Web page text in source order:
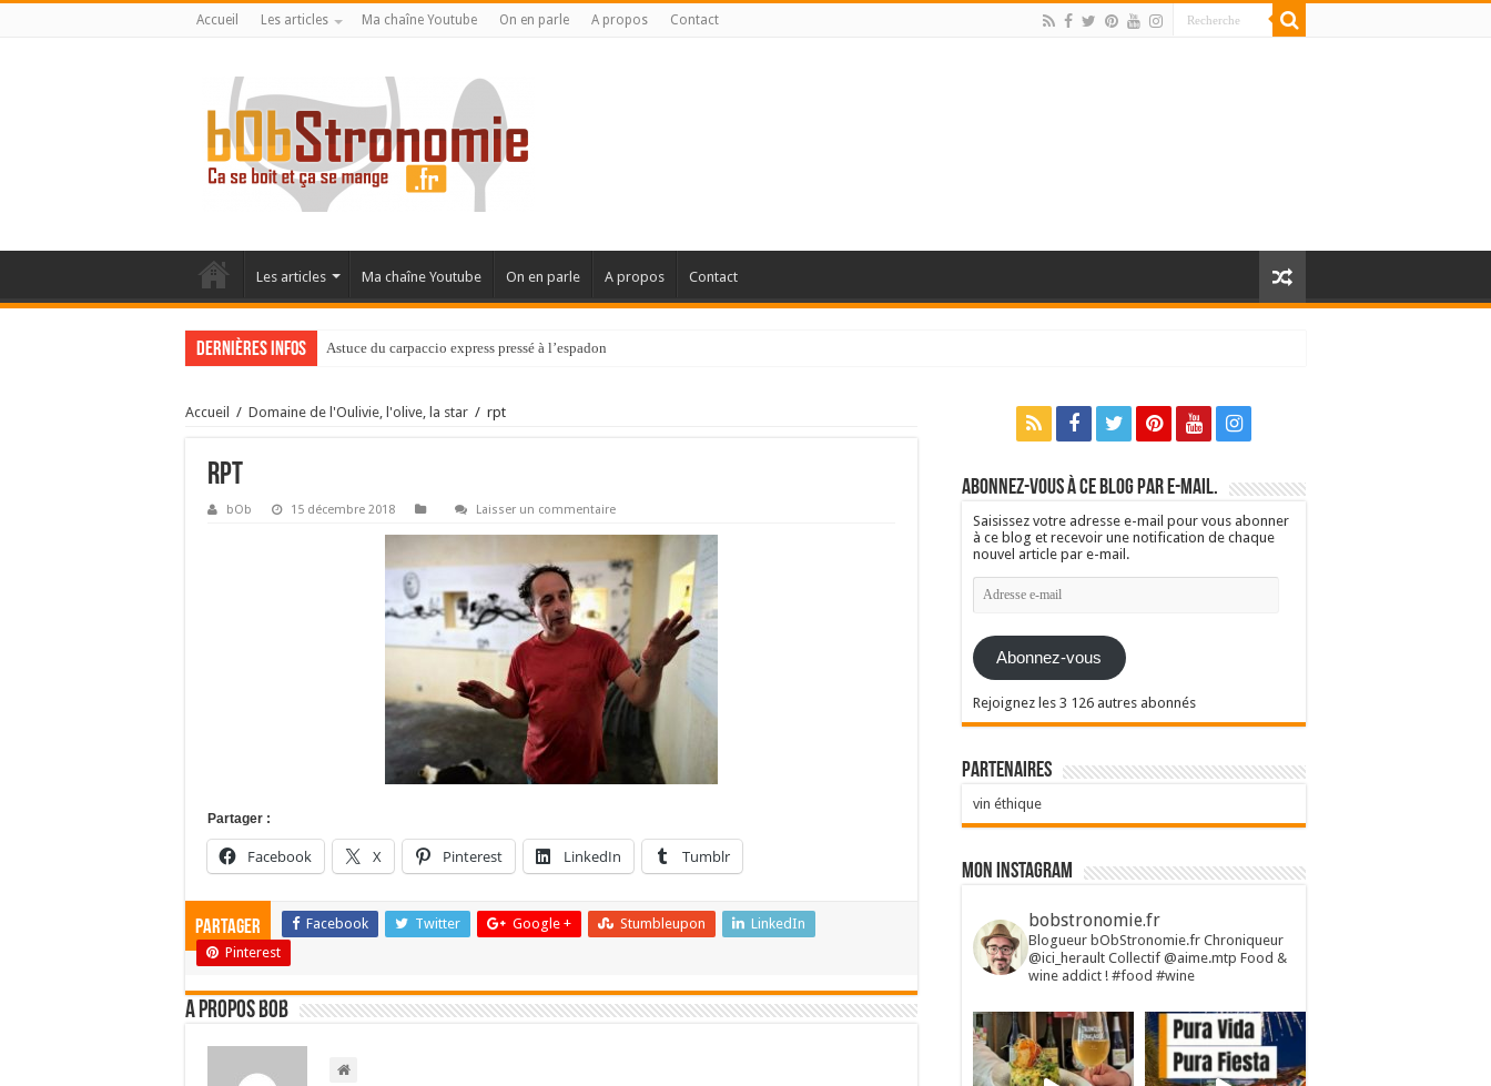
Accueil Les articles Ma chaîne Youtube On en parle A propos Contact
Les articles Ma chaîne Youtube On en parle A propos Contact
Dernières infos Astuce du carpaccio express pressé à l’espadon
Accueil / Domaine de l'Oulivie, l'olive, la star / rpt
rpt
bOb 15 décembre 2018 Laisser un commentaire
Partager :
Facebook X Pinterest LinkedIn Tumblr
Partager Facebook Twitter Google + Stumbleupon
LinkedIn
Pinterest
A propos bOb
Abonnez-vous à ce blog par e-mail.
Saisissez votre adresse e-mail pour vous abonner
à ce blog et recevoir une notification de chaque
nouvel article par e-mail.
Adresse
e-
Abonnez-vous
Rejoignez les 3 126 autres abonnés
Partenaires
vin éthique
Mon Instagram
bobstronomie.fr
Blogueur bObStronomie.fr Chroniqueur
@ici_herault Collectif @aime.mtp Food &
wine addict ! #food #wine